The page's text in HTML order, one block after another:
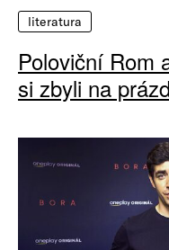
literatura
Poloviční Rom
si zbyli na